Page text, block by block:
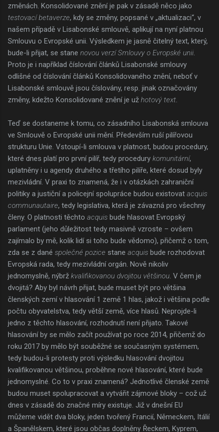
změnách. Konsolidované znění je pak v zásadě něco jako
testovací betaverze, kdy se změny, popsané v „aktualizaci“, v
našem případě v Lisabonské smlouvě, aplikují na nyní platnou
Smlouvu o Evropské unii. Výsledkem je jasně čitelný text, který,
bude-li přijat, se stane novou verzí Smlouvy o Evropské unii
Proto je i například číslování článků Lisabonské smlouvy
odlišné od číslování článků Konsolidovaného znění, neboť v
Lisabonské smlouvě jsou číslovány, resp. jinak označovány
změny, kdežto Konsolidované znění je už hotový text
Teď se dostaneme k tomu, co zásadního Lisabonská smlouva
ve Smlouvě o Evropské unii mění. Především ruší pilířovou
strukturu Unie. Vstoupí-li smlouva v platnost, budou procedury,
které dnes platí pro první pilíř, tedy procedury komunitární,
uplatněny i u agendy druhého a třetího pilíře, které dosud byly
mezivládní. V praxi to znamená, že i v otázkách zahraniční
politiky a justiční a policejní spolupráce budou existovat acquis
communautaire, tedy legislativa, která je závazná pro všechny
členy. O platnosti těchto acquis bude hlasovat Evropský
parlament (jeho důležitost tedy masivně vzroste – ovšem
zajímalo by mě, kolik lidí si toho bude vědomo), přičemž o tom,
zda se z dané společné pozice stane acquis bude rozhodovat
Evropská rada, tedy mezivládní orgán. Nově nikoliv
jednomyslně, nýbrž kvalifikovanou dvojitou většinou . V čem je
dvojitá? Aby byl návrh přijat, bude muset být pro většina
členských zemí v hlasování 1 země 1 hlas, jakož i většina podle
počtu obyvatelstva, tedy větší země, více hlasů. Neprojde-li
jedno z těchto hlasování, rozhodnutí není přijato. Takové
hlasování by se mělo začít používat po roce 2014, přičemž do
roku 2017 by mělo být souběžné se současným systémem,
tedy budou-li protesty proti výsledku hlasování dvojitou
kvalifikovanou většinou, proběhne nové hlasování, které bude
jednomyslné. Co to v praxi znamená? Jednotlivé členské země
budou muset spolupracovat a vytvářit zájmové bloky – což už
dnes v zásadě do značné míry existuje. Již v dnešní EU
můžeme vidět dva bloky, jeden tvořený Francií, Německem, Itálií
a Španělskem, které jsou občas doplněny Řeckem, Kyprem,